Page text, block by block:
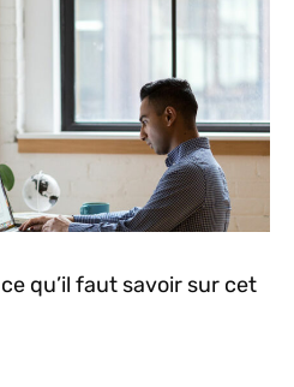
qu’il faut savoir sur cet